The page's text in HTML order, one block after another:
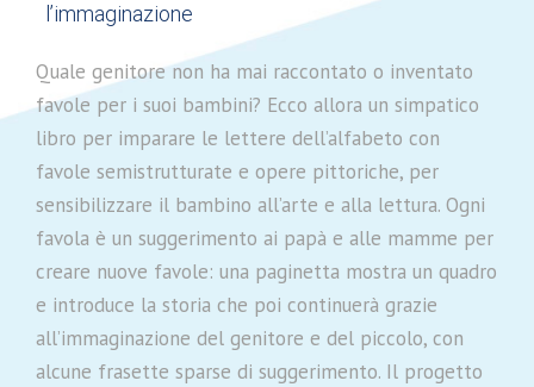
l’immaginazione
Quale genitore non ha mai raccontato o inventato
favole per i suoi bambini? Ecco allora un simpatico
libro per imparare le lettere dell’alfabeto con
favole semistrutturate e opere pittoriche, per
sensibilizzare il bambino all’arte e alla lettura. Ogni
favola è un suggerimento ai papà e alle mamme per
creare nuove favole: una paginetta mostra un quadro
e introduce la storia che poi continuerà grazie
all’immaginazione del genitore e del piccolo, con
alcune frasette sparse di suggerimento. Il progetto